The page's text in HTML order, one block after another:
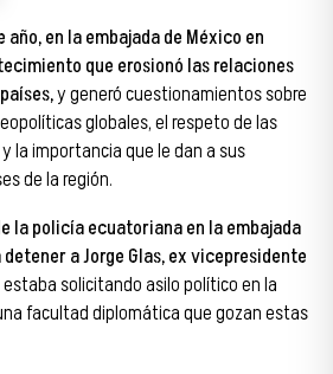
en la embajada de México en
que erosionó las relaciones
y generó cuestionamientos sobre
globales, el respeto de las
la importancia que le dan a sus
de la región.
la policía ecuatoriana en la embajada
a Jorge Glas, ex vicepresidente
solicitando asilo político en la
facultad diplomática que gozan estas